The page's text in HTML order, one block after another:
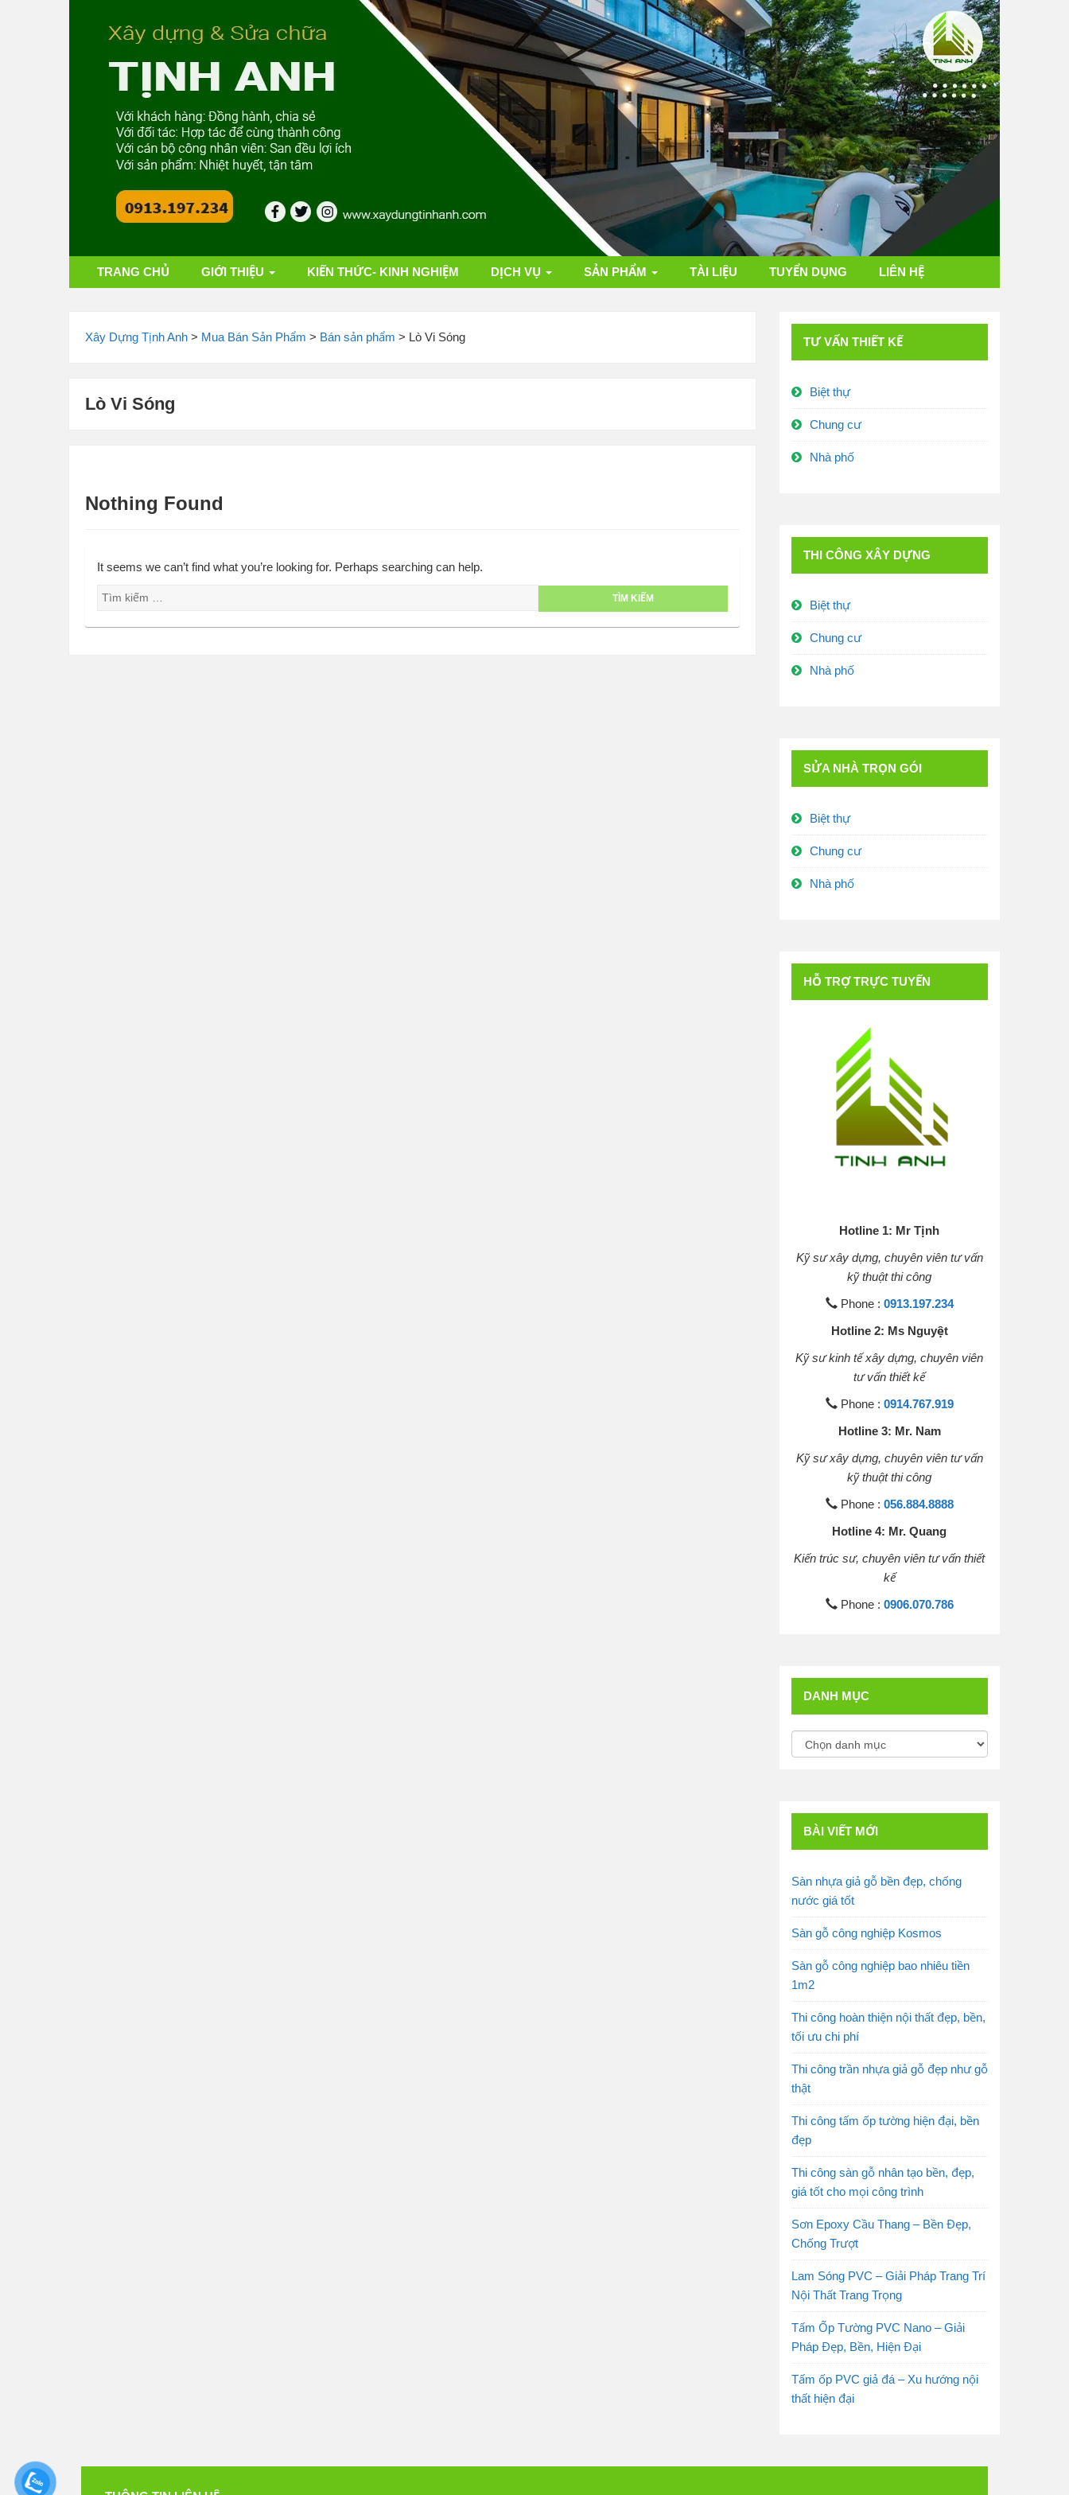
TRANG CHỦ GIỚI THIỆU KIẾN THỨC- KINH NGHIỆM DỊCH VỤ SẢN PHẨM TÀI LIỆU TUYỂN DỤNG LIÊN HỆ
Xây Dựng Tịnh Anh > Mua Bán Sản Phẩm > Bán sản phẩm > Lò Vi Sóng
Lò Vi Sóng
Nothing Found
It seems we can’t find what you’re looking for. Perhaps searching can help.
TƯ VẤN THIẾT KẾ
Biệt thự
Chung cư
Nhà phố
THI CÔNG XÂY DỰNG
Biệt thự
Chung cư
Nhà phố
SỬA NHÀ TRỌN GÓI
Biệt thự
Chung cư
Nhà phố
HỖ TRỢ TRỰC TUYẾN
Hotline 1: Mr Tịnh
Kỹ sư xây dựng, chuyên viên tư vấn
kỹ thuật thi công
Phone : 0913.197.234
Hotline 2: Ms Nguyệt
Kỹ sư kinh tế xây dựng, chuyên viên
tư vấn thiết kế
Phone : 0914.767.919
Hotline 3: Mr. Nam
Kỹ sư xây dựng, chuyên viên tư vấn
kỹ thuật thi công
Phone : 056.884.8888
Hotline 4: Mr. Quang
Kiến trúc sư, chuyên viên tư vấn thiết
kế
Phone : 0906.070.786
DANH MỤC
BÀI VIẾT MỚI
Sàn nhựa giả gỗ bền đẹp, chống
nước giá tốt
Sàn gỗ công nghiệp Kosmos
Sàn gỗ công nghiệp bao nhiêu tiền
1m2
Thi công hoàn thiện nội thất đẹp, bền,
tối ưu chi phí
Thi công trần nhựa giả gỗ đẹp như gỗ
thật
Thi công tấm ốp tường hiện đại, bền
đẹp
Thi công sàn gỗ nhân tạo bền, đẹp,
giá tốt cho mọi công trình
Sơn Epoxy Cầu Thang – Bền Đẹp,
Chống Trượt
Lam Sóng PVC – Giải Pháp Trang Trí
Nội Thất Trang Trọng
Tấm Ốp Tường PVC Nano – Giải
Pháp Đẹp, Bền, Hiện Đại
Tấm ốp PVC giả đá – Xu hướng nội
thất hiện đại